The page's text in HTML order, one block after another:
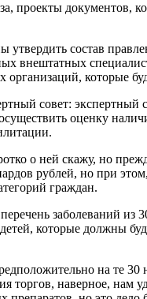
проекты документов,
состав
внештатных
которые
совет: экспертный
оценку
о ней скажу, но
рублей, но при
граждан.
заболеваний из
которые должны
на те 30
торгов, наверное, нам